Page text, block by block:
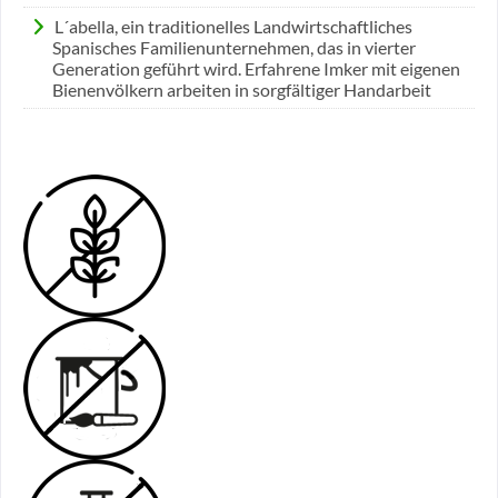
L´abella, ein traditionelles Landwirtschaftliches
Spanisches Familienunternehmen, das in vierter
Generation geführt wird. Erfahrene Imker mit eigenen
Bienenvölkern arbeiten in sorgfältiger Handarbeit